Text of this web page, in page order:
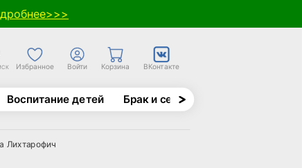
Избранное Войти Корзина ВКонтакте
Воспитание детей Брак и семья
Лихтарофич